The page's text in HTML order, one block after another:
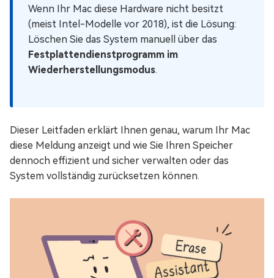
Wenn Ihr Mac diese Hardware nicht besitzt
(meist Intel-Modelle vor 2018), ist die Lösung:
Löschen Sie das System manuell über das
Festplattendienstprogramm im
Wiederherstellungsmodus.
Dieser Leitfaden erklärt Ihnen genau, warum Ihr Mac
diese Meldung anzeigt und wie Sie Ihren Speicher
dennoch effizient und sicher verwalten oder das
System vollständig zurücksetzen können.